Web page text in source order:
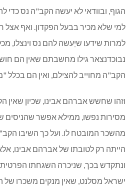
הגוף, ובוודאי לא יעשה הקב"ה נס כדי
למי שלא מכיר בבעל הפקדון. ואף אצל
למרות שידעו שיֵעשה להם נס וינצלו,
נבוכדנצאר גילו מחשבתם שאין הם
הקב"ה מחוייב להצילם, ואין הם בכלל
וזהו שחשש אברהם אבינו, שכיון שאין
מסירות נפשו, ממילא אפשר שהניסים
מהשכר המובטח לו. ועל כך השיבו
הייתה רק לטובתו של אברהם אבינו,
ונתקדש בכך, שניכרה השגחתו הפרטית
ישראל מסלנט, שאין מנקים משכרו של